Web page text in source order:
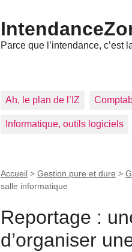
Parce que l’intendance, c’est
Ah, le plan de l’IZ
Informatique, outils logiciels
Accueil > Gestion pure et dure >
salle informatique
Reportage :
d’organiser